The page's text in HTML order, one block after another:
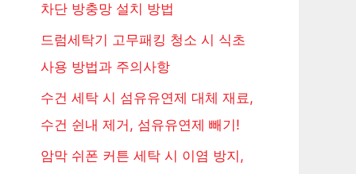
차단 방충망 설치 방법
드럼세탁기 고무패킹 청소 시 식초
사용 방법과 주의사항
수건 세탁 시 섬유유연제 대체 재료,
수건 쉰내 제거, 섬유유연제 빼기!
암막 쉬폰 커튼 세탁 시 이염 방지,